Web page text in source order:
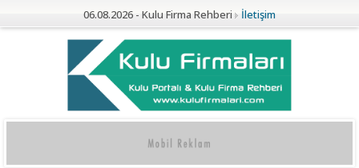
06.08.2026 - Kulu Firma Rehberi İletişim